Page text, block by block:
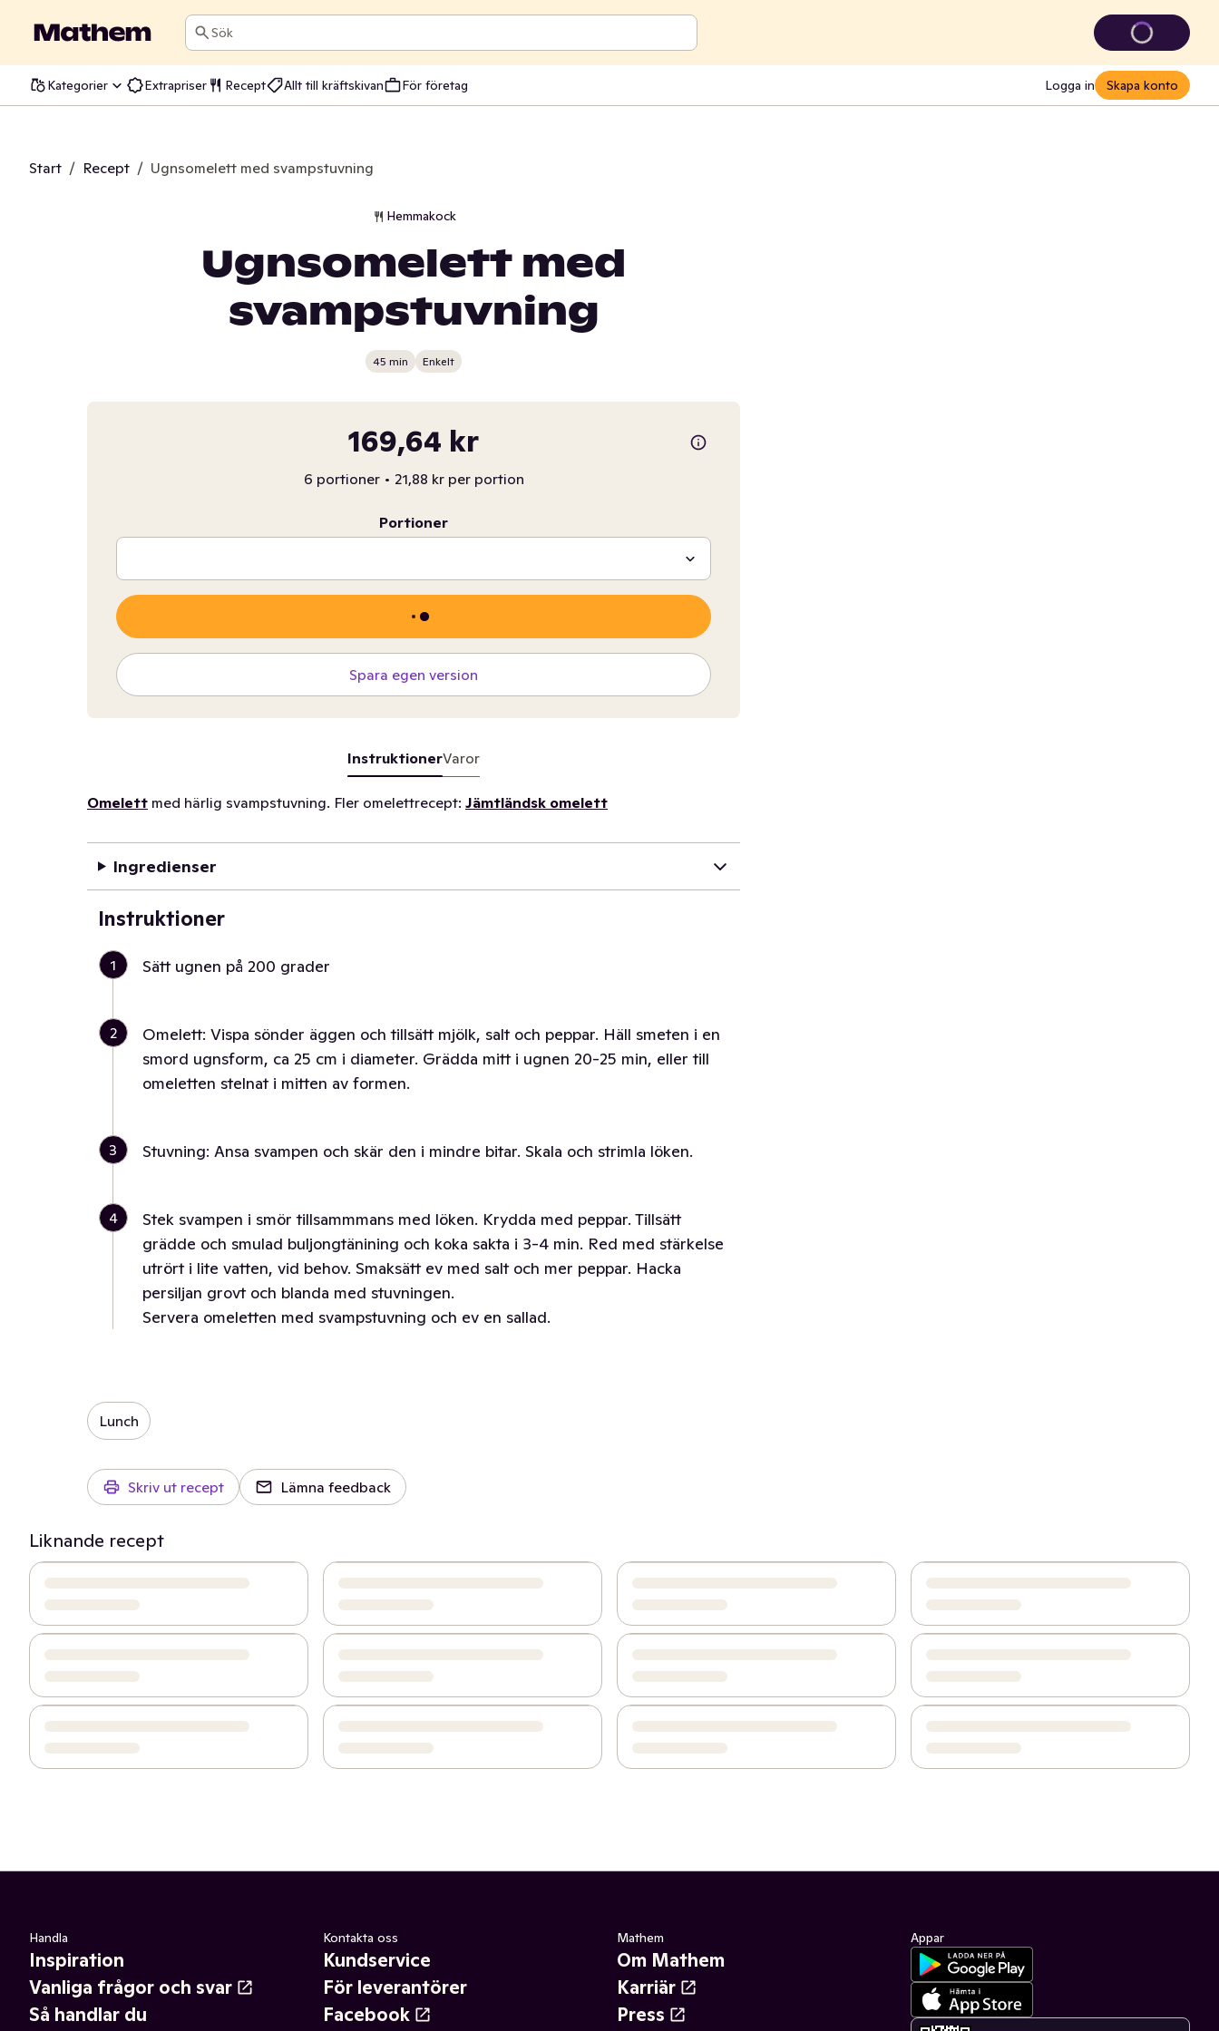
Sök
Kategorier Extrapriser Recept Allt till kräftskivan För företag Logga in Skapa konto
Start / Recept / Ugnsomelett med svampstuvning
Hemmakock
Ugnsomelett med
svampstuvning
45 min Enkelt
169,64 kr
6 portioner • 21,88 kr per portion
Portioner
Spara egen version
InstruktionerVaror
Omelett med härlig svampstuvning. Fler omelettrecept: Jämtländsk omelett
Ingredienser
Instruktioner
1 Sätt ugnen på 200 grader
2
Omelett: Vispa sönder äggen och tillsätt mjölk, salt och peppar. Häll smeten i en
smord ugnsform, ca 25 cm i diameter. Grädda mitt i ugnen 20-25 min, eller till
omeletten stelnat i mitten av formen.
3 Stuvning: Ansa svampen och skär den i mindre bitar. Skala och strimla löken.
4
Stek svampen i smör tillsammmans med löken. Krydda med peppar. Tillsätt
grädde och smulad buljongtänining och koka sakta i 3-4 min. Red med stärkelse
utrört i lite vatten, vid behov. Smaksätt ev med salt och mer peppar. Hacka
persiljan grovt och blanda med stuvningen.
Servera omeletten med svampstuvning och ev en sallad.
Lunch
Skriv ut recept Lämna feedback
Liknande recept
Handla
Inspiration
Vanliga frågor och svar
Så handlar du
Kontakta oss
Kundservice
För leverantörer
Facebook
Mathem
Om Mathem
Karriär
Press
Appar